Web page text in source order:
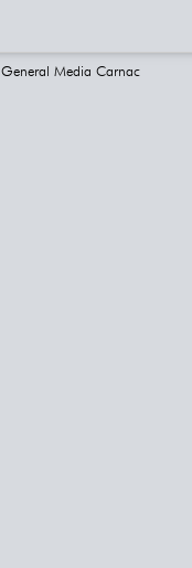
General Media Carnac